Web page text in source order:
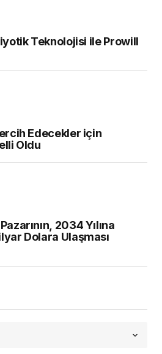
Teknolojisi ile Prowill
Edecekler için
Oldu
2034 Yılına
Dolara Ulaşması